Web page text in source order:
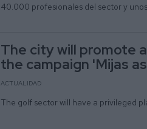
40.000 profesionales del sector y
The city will promote
the campaign 'Mijas
ACTUALIDAD
The golf sector will have a privileged